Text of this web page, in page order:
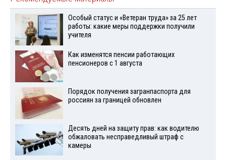
Особый статус и «Ветеран труда» за 25 лет
работы: какие меры поддержки получили
учителя
Как изменятся пенсии работающих
пенсионеров с 1 августа
Порядок получения загранпаспорта для
россиян за границей обновлен
Десять дней на защиту прав: как водителю
обжаловать несправедливый штраф с
камеры